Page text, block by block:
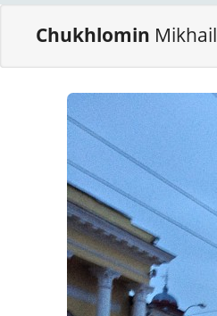
Chukhlomin Mikhail